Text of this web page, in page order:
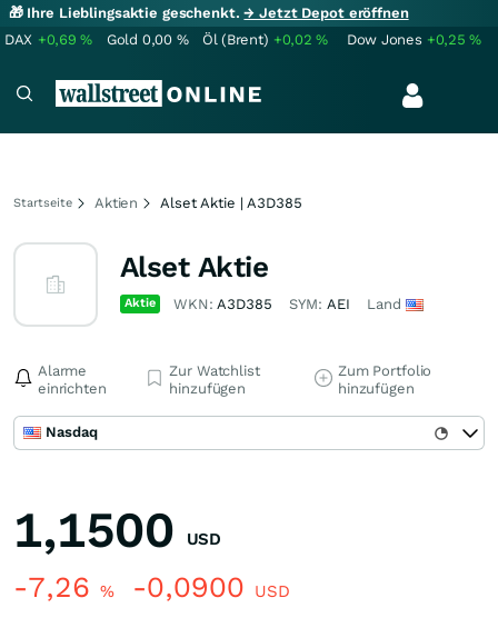
🎁 Ihre Lieblingsaktie geschenkt.→ Jetzt Depot eröffnen
DAX +0,69% Gold 0,00 % Öl (Brent) +0,02% Dow Jones +0,25%
Startseite Aktien Alset Aktie | A3D385
Alset Aktie
Aktie WKN:A3D385 SYM: AEI Land
Alarme
einrichten
Zur Watchlist
hinzufügen
Zum Portfolio
hinzufügen
Nasdaq
1,1500 USD
-7,26 % -0,0900 USD